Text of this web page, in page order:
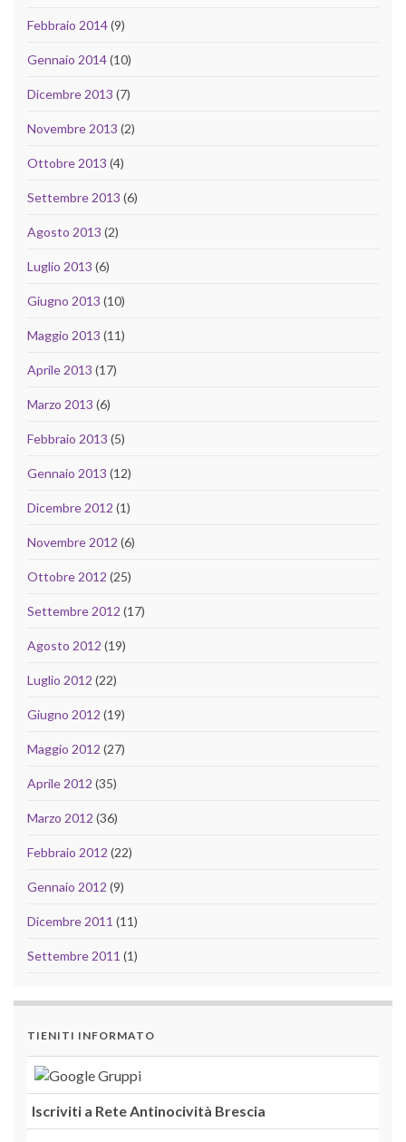
Febbraio 2014(9)
Gennaio 2014(10)
Dicembre 2013 (7)
Novembre 2013 (2)
Ottobre 2013 (4)
Settembre 2013 (6)
Agosto 2013 (2)
Luglio 2013 (6)
Giugno 2013 (10)
Maggio 2013 (11)
Aprile 2013 (17)
Marzo 2013 (6)
Febbraio 2013 (5)
Gennaio 2013 (12)
Dicembre 2012 (1)
Novembre 2012 (6)
Ottobre 2012 (25)
Settembre 2012 (17)
Agosto 2012 (19)
Luglio 2012 (22)
Giugno 2012 (19)
Maggio 2012 (27)
Aprile 2012 (35)
Marzo 2012 (36)
Febbraio 2012 (22)
Gennaio 2012 (9)
Dicembre 2011 (11)
Settembre 2011 (1)
TIENITI INFORMATO
Iscriviti a Rete Antinocività Brescia